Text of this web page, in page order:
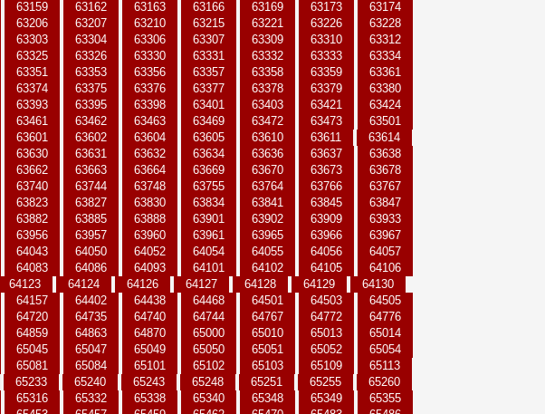
63159 63162 63163 63166 63169 63173
63174
63206 63207 63210 63215 63221 63226
63228
63303 63304 63306 63307 63309 63310
63312
63325 63326 63330 63331 63332 63333
63334
63351 63353 63356 63357 63358 63359
63361
63374 63375 63376 63377 63378 63379
63380
63393 63395 63398 63401 63403 63421
63424
63461 63462 63463 63469 63472 63473
63501
63601 63602 63604 63605 63610 63611
63614
63630 63631 63632 63634 63636 63637
63638
63662 63663 63664 63669 63670 63673
63678
63740 63744 63748 63755 63764 63766
63767
63823 63827 63830 63834 63841 63845
63847
63882 63885 63888 63901 63902 63909
63933
63956 63957 63960 63961 63965 63966
63967
64043 64050 64052 64054 64055 64056
64057
64083 64086 64093 64101 64102 64105
64106
64123 64124 64126 64127 64128 64129
64130
64157 64402 64438 64468 64501 64503
64505
64720 64735 64740 64744 64767 64772
64776
64859 64863 64870 65000 65010 65013
65014
65045 65047 65049 65050 65051 65052
65054
65081 65084 65101 65102 65103 65109
65113
65233 65240 65243 65248 65251 65255
65260
65316 65332 65338 65340 65348 65349
65355